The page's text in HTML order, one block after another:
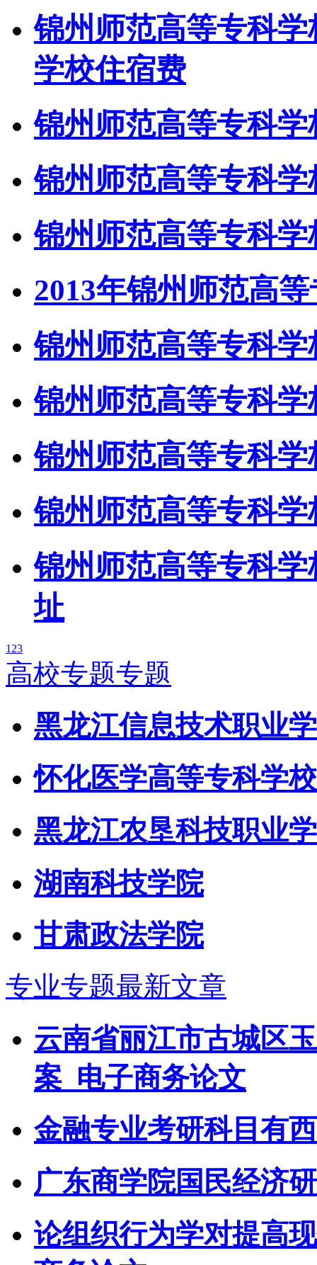
锦州师范高等专科
学校住宿费
锦州师范高等专科
锦州师范高等专科
锦州师范高等专科
2013年锦州师范高
锦州师范高等专科
锦州师范高等专科
锦州师范高等专科
锦州师范高等专科
锦州师范高等专科
址
1 23
高校专题专题
黑龙江信息技术职业
怀化医学高等专科学校
黑龙江农垦科技职业
湖南科技学院
甘肃政法学院
专业专题最新文章
云南省丽江市古城区
案_电子商务论文
金融专业考研科目有
广东商学院国民经济
论组织行为学对提高